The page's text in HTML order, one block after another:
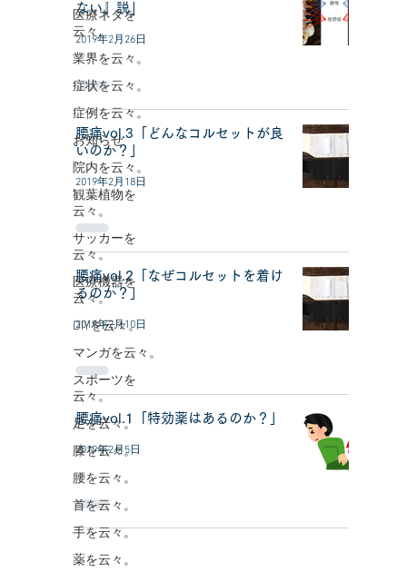
医療ネタを
云々。
業界を云々。
症状を云々。
症例を云々。
お知らせ
院内を云々。
観葉植物を
云々。
サッカーを
云々。
医療機器を
云々。
DIYを云々。
マンガを云々。
スポーツを
云々。
足を云々。
膝を云々。
腰を云々。
首を云々。
手を云々。
薬を云々。
ない』説」
2019年2月26日
腰痛vol.3「どんなコルセットが良
いのか？」
2019年2月18日
腰痛vol.2「なぜコルセットを着け
るのか？」
2019年2月10日
腰痛vol.1「特効薬はあるのか？」
2019年2月5日